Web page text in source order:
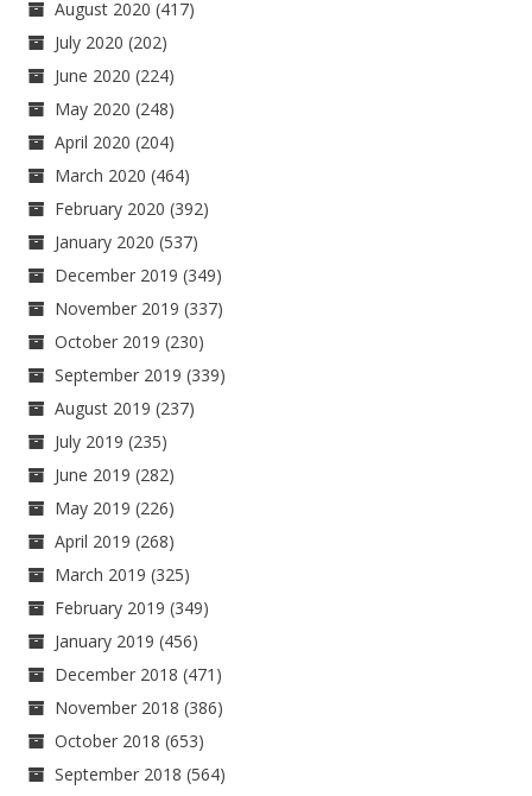
August 2020 (417)
July 2020 (202)
June 2020 (224)
May 2020 (248)
April 2020 (204)
March 2020 (464)
February 2020 (392)
January 2020 (537)
December 2019 (349)
November 2019 (337)
October 2019 (230)
September 2019 (339)
August 2019 (237)
July 2019 (235)
June 2019 (282)
May 2019 (226)
April 2019 (268)
March 2019 (325)
February 2019 (349)
January 2019 (456)
December 2018 (471)
November 2018 (386)
October 2018 (653)
September 2018 (564)